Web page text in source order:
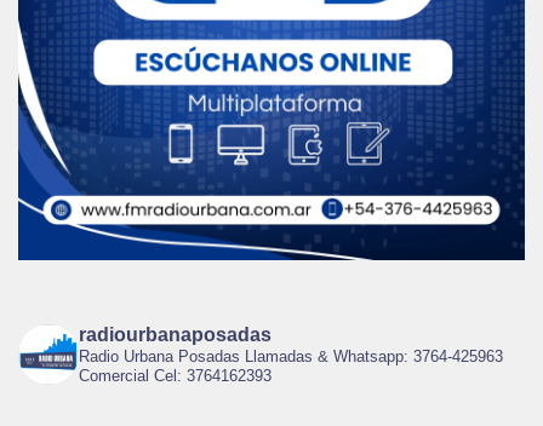
radiourbanaposadas
Radio Urbana Posadas Llamadas & Whatsapp: 3764-425963
Comercial Cel: 3764162393